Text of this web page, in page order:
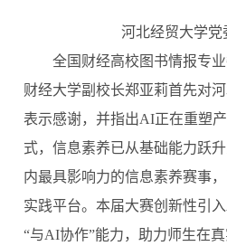
河北经贸大学党
全国财经高校图书情报专
财经大学副校长郑亚莉首先对
表示感谢，并指出AI正在重塑
式，信息素养已从基础能力跃
内最具影响力的信息素养赛事
实践平台。本届大赛创新性引
“与AI协作”能力，助力师生在